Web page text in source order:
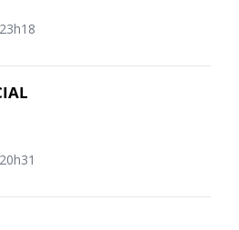
23h18
20h31